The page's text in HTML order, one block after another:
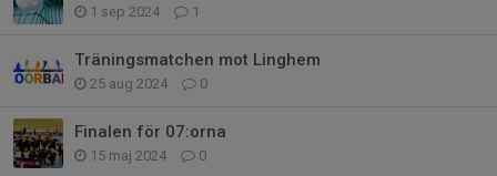
1 sep 2024 1
Träningsmatchen mot Linghem
25 aug 2024 0
Finalen för 07:orna
15 maj 2024 0